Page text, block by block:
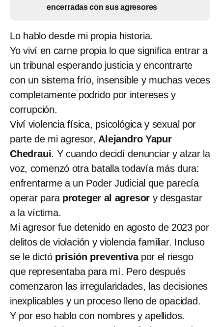
encerradas con sus agresores
Lo hablo desde mi propia historia.
Yo viví en carne propia lo que significa entrar a
un tribunal esperando justicia y encontrarte
con un sistema frío, insensible y muchas veces
completamente podrido por intereses y
corrupción.
Viví violencia física, psicológica y sexual por
parte de mi agresor, Alejandro Yapur
Chedraui. Y cuando decidí denunciar y alzar la
voz, comenzó otra batalla todavía más dura:
enfrentarme a un Poder Judicial que parecía
operar para proteger al agresor y desgastar
a la víctima.
Mi agresor fue detenido en agosto de 2023 por
delitos de violación y violencia familiar. Incluso
se le dictó prisión preventivapor el riesgo
que representaba para mí. Pero después
comenzaron las irregularidades, las decisiones
inexplicables y un proceso lleno de opacidad.
Y por eso hablo con nombres y apellidos.